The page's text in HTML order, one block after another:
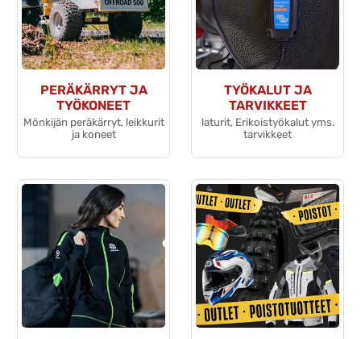
PERÄKÄRRYT JA
TYÖKONEET
Mönkijän peräkärryt, leikkurit
ja koneet
TYÖKALUT JA
TARVIKKEET
laturit, Erikoistyökalut yms.
tarvikkeet